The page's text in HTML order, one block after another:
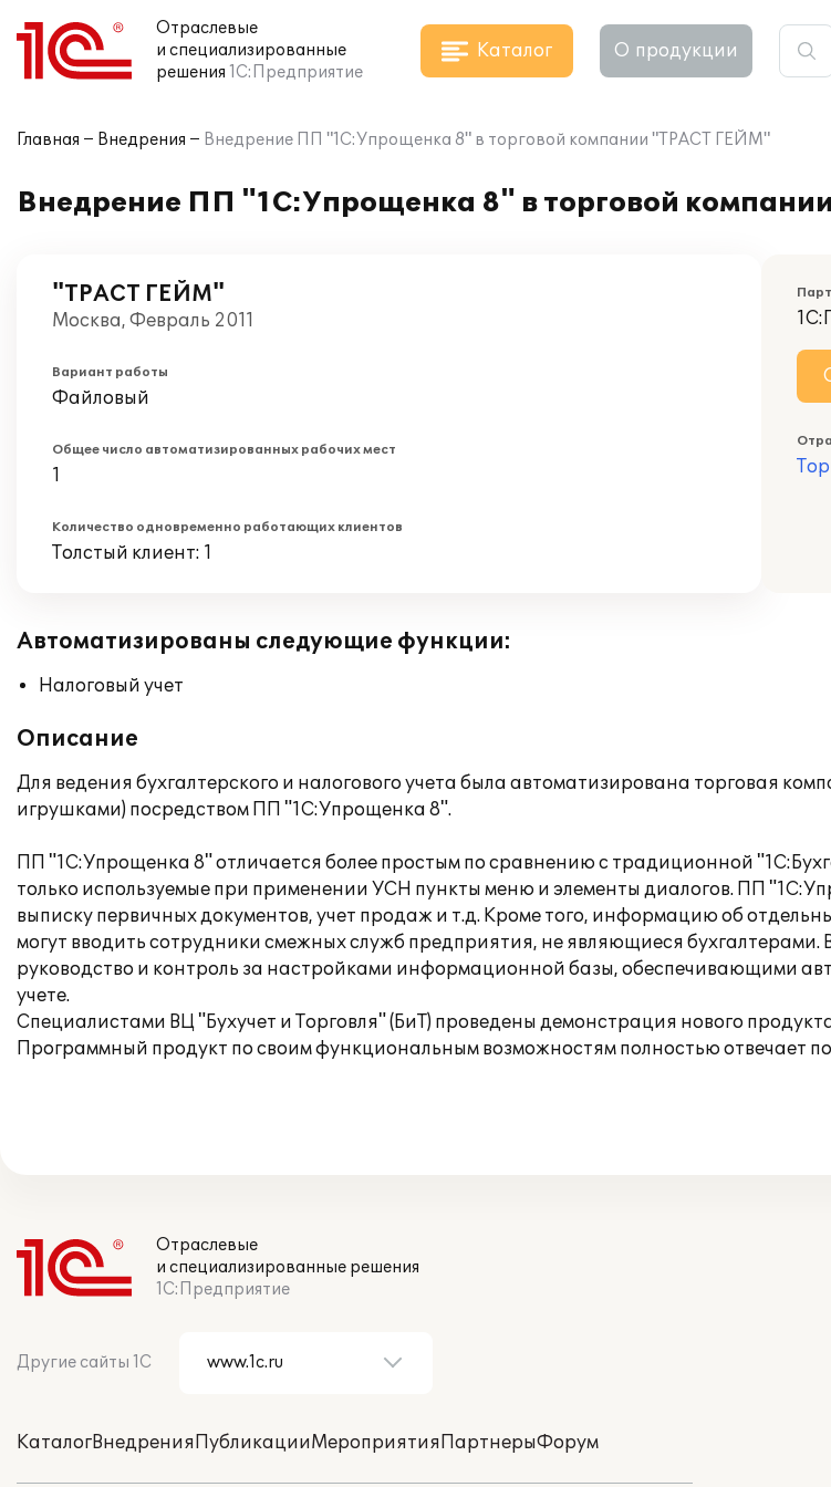
Отраслевые
и специализированные
решения 1С:Предприятие
Каталог О продукции
Главная Внедрения Внедрение ПП "1С:Упрощенка 8" в торговой компании "ТРАСТ ГЕЙМ"
Внедрение ПП "1С:Упрощенка 8" в торговой
"ТРАСТ ГЕЙМ"
Москва, Февраль 2011
Вариант работы
Файловый
Общее число автоматизированных рабочих мест
1
Количество одновременно работающих клиентов
Толстый клиент: 1
Автоматизированы следующие функции:
Налоговый учет
Описание
Для ведения бухгалтерского и налогового учета была автоматизирована торговая
игрушками) посредством ПП "1С:Упрощенка 8".
ПП "1С:Упрощенка 8" отличается более простым по сравнению с традиционной
только используемые при применении УСН пункты меню и элементы диалогов. ПП
выписку первичных документов, учет продаж и т.д. Кроме того, информацию об
могут вводить сотрудники смежных служб предприятия, не являющиеся бухгалтерами.
руководство и контроль за настройками информационной базы, обеспечивающими
учете.
Специалистами ВЦ "Бухучет и Торговля" (БиТ) проведены демонстрация нового
Программный продукт по своим функциональным возможностям полностью отвечает
Отраслевые
и специализированные решения
1С:Предприятие
Другие сайты 1С
КаталогВнедренияПубликацииМероприятияПартнерыФорум